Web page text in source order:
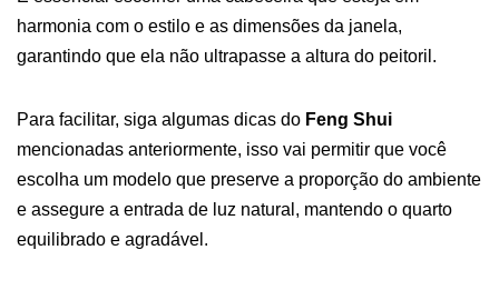
harmonia com o estilo e as dimensões da janela,
garantindo que ela não ultrapasse a altura do peitoril.
Para facilitar, siga algumas dicas do Feng Shui
mencionadas anteriormente, isso vai permitir que você
escolha um modelo que preserve a proporção do ambiente
e assegure a entrada de luz natural, mantendo o quarto
equilibrado e agradável.